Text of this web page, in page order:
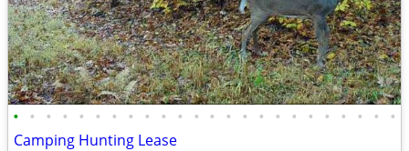
• • • • • • • • • • • • • • • • • • • • • • • •
Camping Hunting Lease